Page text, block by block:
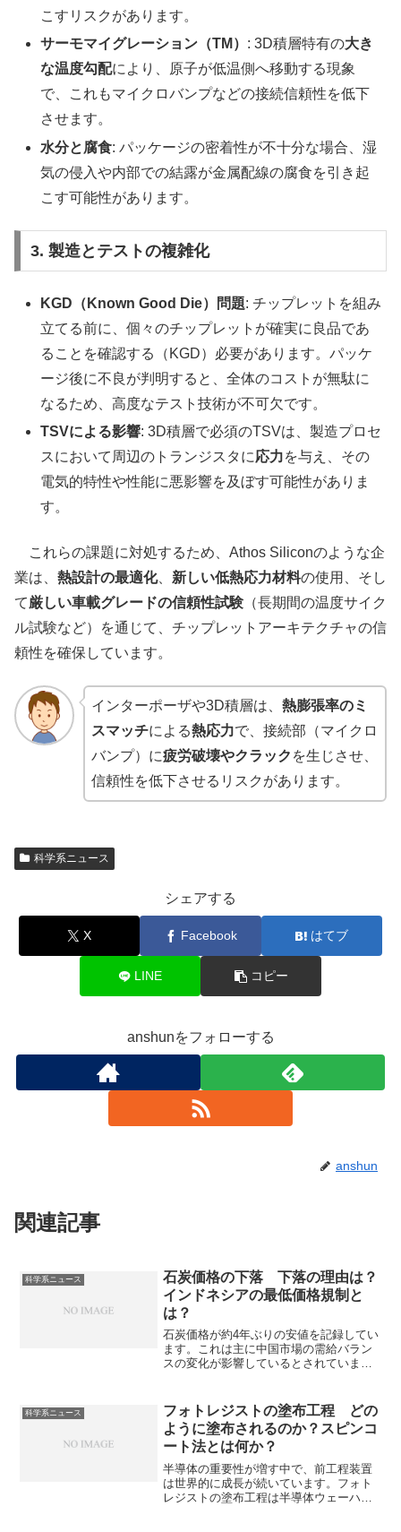
こすリスクがあります。
サーモマイグレーション（TM） : 3D積層特有の大き
な温度勾配により、原子が低温側へ移動する現象
で、これもマイクロバンプなどの接続信頼性を低下
させます。
水分と腐食: パッケージの密着性が不十分な場合、湿
気の侵入や内部での結露が金属配線の腐食を引き起
こす可能性があります。
3. 製造とテストの複雑化
KGD（Known Good Die）問題: チップレットを組み
立てる前に、個々のチップレットが確実に良品であ
ることを確認する（KGD）必要があります。パッケ
ージ後に不良が判明すると、全体のコストが無駄に
なるため、高度なテスト技術が不可欠です。
TSVによる影響: 3D積層で必須のTSVは、製造プロセ
スにおいて周辺のトランジスタに応力を与え、その
電気的特性や性能に悪影響を及ぼす可能性がありま
す。
これらの課題に対処するため、Athos Siliconのような企
業は、 熱設計の最適化、 新しい低熱応力材料の使用、そし
て厳しい車載グレードの信頼性試験 （長期間の温度サイク
ル試験など）を通じて、チップレットアーキテクチャの信
頼性を確保しています。
インターポーザや3D積層は、 熱膨張率のミ
スマッチによる熱応力で、接続部（マイクロ
バンプ）に疲労破壊やクラック を生じさせ、
信頼性を低下させるリスクがあります。
科学系ニュース
シェアする
X Facebook はてブ
LINE コピー
anshunをフォローする
anshun
関連記事
科学系ニュース
石炭価格の下落 下落の理由は？
インドネシアの最低価格規制と
は？
石炭価格が約4年ぶりの安値を記録してい
ます。​これは主に中国市場の需給バラン
スの変化が影響しているとされていま
減少しています。中国の需要減少の背景
や輸出国であるインドネシアの最低価格
規制とは何かを知ることができます。
科学系ニュース
フォトレジストの塗布工程 どの
ように塗布されるのか？スピンコ
ート法とは何か？
半導体の重要性が増す中で、前工程装置
は世界的に成長が続いています。フォト
レジストの塗布工程は半導体ウェーハの